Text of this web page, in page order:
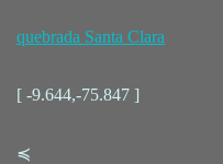
quebrada Santa Clara
[ -9.644,-75.847 ]
≼